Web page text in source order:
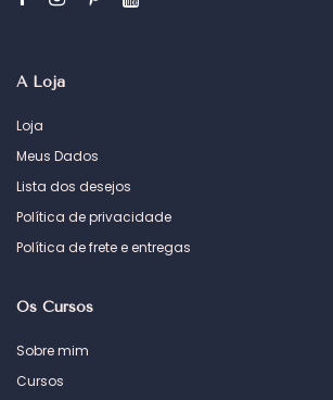
A Loja
Loja
Meus Dados
Lista dos desejos
Política de privacidade
Política de frete e entregas
Os Cursos
Sobre mim
Cursos